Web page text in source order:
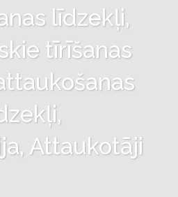
līdzekļi,
tīrīšanas
Attaukotāji